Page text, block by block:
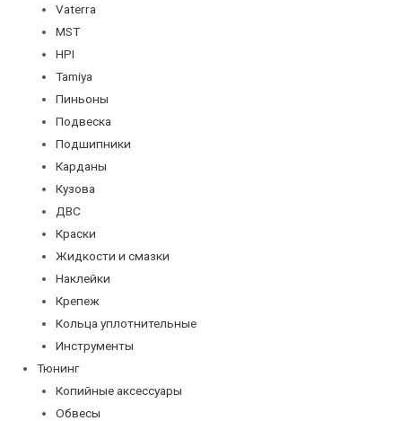
Vaterra
MST
HPI
Tamiya
Пиньоны
Подвеска
Подшипники
Карданы
Кузова
ДВС
Краски
Жидкости и смазки
Наклейки
Крепеж
Кольца уплотнительные
Инструменты
Тюнинг
Копийные аксессуары
Обвесы